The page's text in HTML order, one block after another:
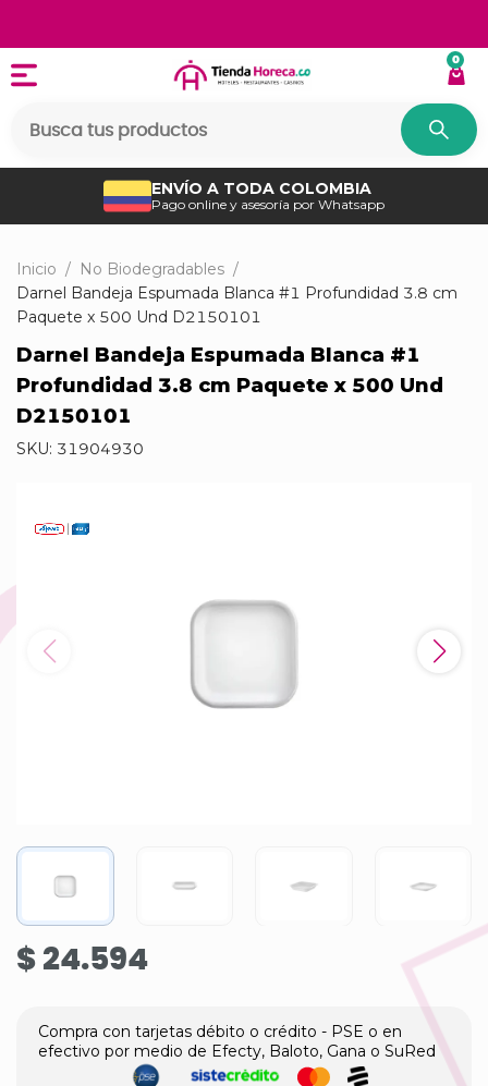
0
ENVÍO A TODA COLOMBIA
Pago online y asesoría por Whatsapp
Inicio / No Biodegradables /
Darnel Bandeja Espumada Blanca #1 Profundidad 3.8 cm
Paquete x 500 Und D2150101
Darnel Bandeja Espumada Blanca #1
Profundidad 3.8 cm Paquete x 500 Und
D2150101
SKU: 31904930
$ 24.594
Compra con tarjetas débito o crédito - PSE o en
efectivo por medio de Efecty, Baloto, Gana o SuRed